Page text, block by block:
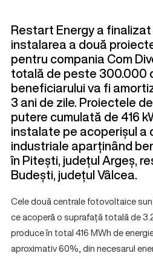
Restart Energy a
instalarea a două
pentru compania Com
totală de peste 300.000
beneficiarului va fi
3 ani de zile. Proiectele
putere cumulată de 416
instalate pe acoperișul a
industriale aparținând
în Pitești, județul Argeș,
Budești, județul Vâlcea.
Cele două centrale fotovoltaice
ce acoperă o suprafață totală de
produce în total 416 MWh de
aproximativ 60%, din necesarul